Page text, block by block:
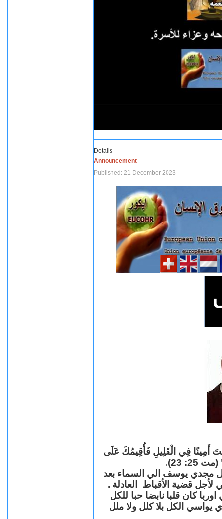
Details
Announcement
Published: 21 December 2023
أَمِينًا فِي الْقَلِيلِ فَأُقِيمُكَ عَلَى
23).
مجدي يوسف الي السماء بعد
قضية الأقباط العادلة .
كان قلبا نابضا حبا للكل
يواسي الكل بلا كلل ولا ملل